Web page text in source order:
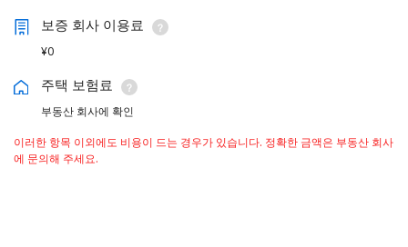
보증 회사 이용료
¥0
주택 보험료
부동산 회사에 확인
이러한 항목 이외에도 비용이 드는 경우가 있습니다. 정확한 금액은 부동산 회사
에 문의해 주세요.